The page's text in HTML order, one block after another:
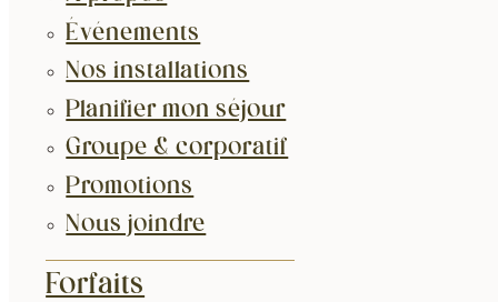
Événements
Nos installations
Planifier mon séjour
Groupe & corporatif
Promotions
Nous joindre
Forfaits